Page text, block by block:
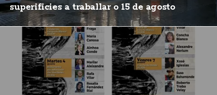
superificies a traballar o 15 de agosto